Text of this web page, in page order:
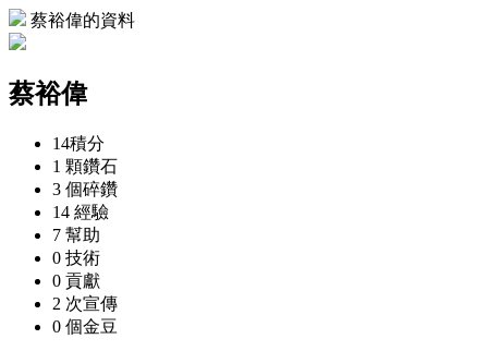
蔡裕偉的資料
蔡裕偉
14積分
1 顆鑽石
3 個碎鑽
14 經驗
7 幫助
0 技術
0 貢獻
2 次宣傳
0 個金豆